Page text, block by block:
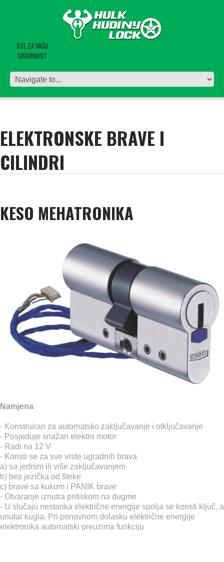
SVE ZA VAŠU
SIGURNOST
ELEKTRONSKE BRAVE I
CILINDRI
KESO MEHATRONIKA
Namjena
- Konstruiran za automatsko zaključavanje i otključavanje
- Posjeduje snažan elektro motor
- Radi na 12 V
- Koristi se za sve vrste ugradnih brava
a) sa jednim ili više zaključavanjem
b) bez jezička od šteke
c) brave sa kukom i PANIK brave
- Otvaranje iznutra pritiskom na dugme
- U slučaju nestanka električne energije spolja se koristi ključ, a
unutar kugla. Pri ponovnom dolasku električne energije
elektronika automatski preuzima funkciju